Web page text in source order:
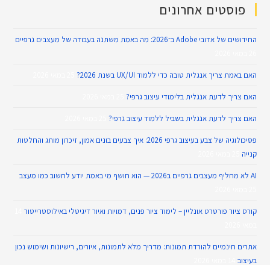
פוסטים אחרונים
החידושים של אדובי Adobe ב־2026: מה באמת משתנה בעבודה של מעצבים גרפיים
האם באמת צריך אנגלית טובה כדי ללמוד UX/UI בשנת 2026?
האם צריך לדעת אנגלית בלימודי עיצוב גרפי?
האם צריך לדעת אנגלית בשביל ללמוד עיצוב גרפי?
פסיכולוגיה של צבע בעיצוב גרפי 2026: איך צבעים בונים אמון, זיכרון מותג והחלטות
קנייה
AI לא מחליף מעצבים גרפיים ב2026 — הוא חושף מי באמת יודע לחשוב כמו מעצב
קורס ציור פורטרט אונליין – לימוד ציור פנים, דמויות ואיור דיגיטלי באילוסטרייטור
אתרים חינמיים להורדת תמונות: מדריך מלא לתמונות, איורים, רישיונות ושימוש נכון
בעיצוב